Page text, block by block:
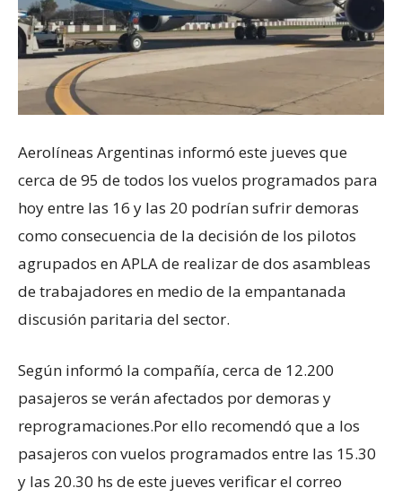
Aerolíneas Argentinas informó este jueves que
cerca de 95 de todos los vuelos programados para
hoy entre las 16 y las 20 podrían sufrir demoras
como consecuencia de la decisión de los pilotos
agrupados en APLA de realizar de dos asambleas
de trabajadores en medio de la empantanada
discusión paritaria del sector.
Según informó la compañía, cerca de 12.200
pasajeros se verán afectados por demoras y
reprogramaciones.Por ello recomendó que a los
pasajeros con vuelos programados entre las 15.30
y las 20.30 hs de este jueves verificar el correo